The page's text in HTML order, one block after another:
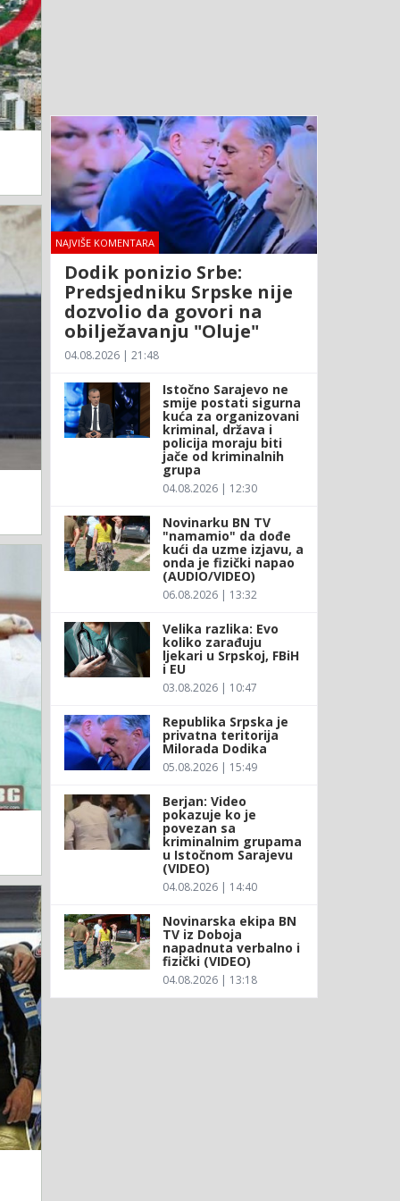
NAJVIŠE KOMENTARA
Dodik ponizio Srbe:
Predsjedniku Srpske nije
dozvolio da govori na
obilježavanju "Oluje"
04.08.2026 | 21:48
Istočno Sarajevo ne
smije postati sigurna
kuća za organizovani
kriminal, država i
policija moraju biti
jače od kriminalnih
grupa
04.08.2026 | 12:30
Novinarku BN TV
"namamio" da dođe
kući da uzme izjavu, a
onda je fizički napao
(AUDIO/VIDEO)
06.08.2026 | 13:32
Velika razlika: Evo
koliko zarađuju
ljekari u Srpskoj, FBiH
i EU
03.08.2026 | 10:47
Republika Srpska je
privatna teritorija
Milorada Dodika
05.08.2026 | 15:49
Berjan: Video
pokazuje ko je
povezan sa
kriminalnim grupama
u Istočnom Sarajevu
(VIDEO)
04.08.2026 | 14:40
Novinarska ekipa BN
TV iz Doboja
napadnuta verbalno i
fizički (VIDEO)
04.08.2026 | 13:18